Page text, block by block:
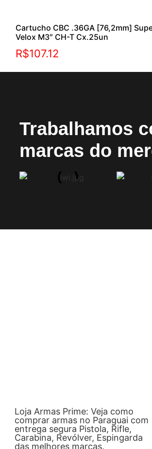
Cartucho CBC .36GA [76,2mm]
Velox M3″ CH-T Cx.25un
R$107.12
Trabalhamos
marcas do
Loja Armas Prime: Veja como
comprar armas no Paraguai com
entrega segura Pistola, Rifle,
Carabina, Revólver, Espingarda
das melhores marcas.